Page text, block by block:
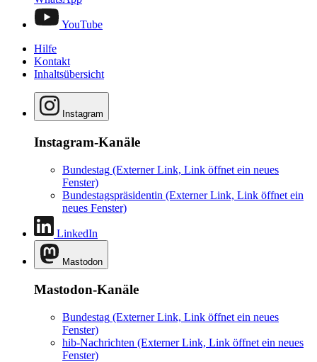
YouTube
Hilfe
Kontakt
Inhaltsübersicht
Instagram
Instagram-Kanäle
Bundestag (Externer Link, Link öffnet ein neues
Fenster)
Bundestagspräsidentin (Externer Link, Link öffnet ein
neues Fenster)
LinkedIn
Mastodon
Mastodon-Kanäle
Bundestag (Externer Link, Link öffnet ein neues
Fenster)
hib-Nachrichten (Externer Link, Link öffnet ein neues
Fenster)